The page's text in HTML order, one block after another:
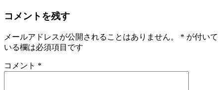
コメントを残す
メールアドレスが公開されることはありません。 * が付いて
いる欄は必須項目です
コメント *